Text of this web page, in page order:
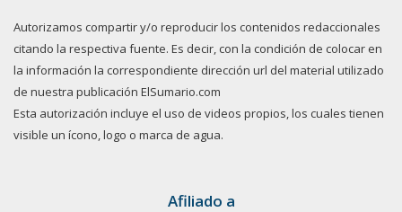
Autorizamos compartir y/o reproducir los contenidos redaccionales
citando la respectiva fuente. Es decir, con la condición de colocar en
la información la correspondiente dirección url del material utilizado
de nuestra publicación ElSumario.com
Esta autorización incluye el uso de videos propios, los cuales tienen
visible un ícono, logo o marca de agua.
Afiliado a